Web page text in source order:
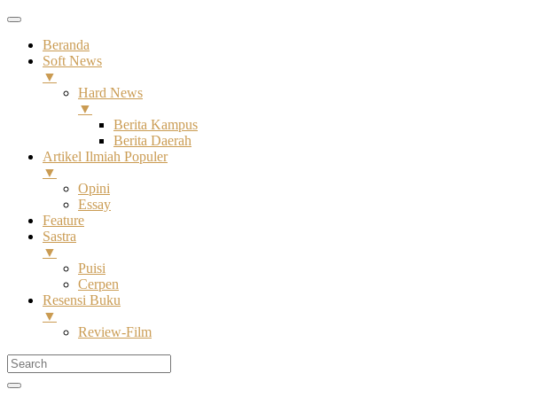
Beranda
Soft News
▼
Hard News
▼
Berita Kampus
Berita Daerah
Artikel Ilmiah Populer
▼
Opini
Essay
Feature
Sastra
▼
Puisi
Cerpen
Resensi Buku
▼
Review-Film